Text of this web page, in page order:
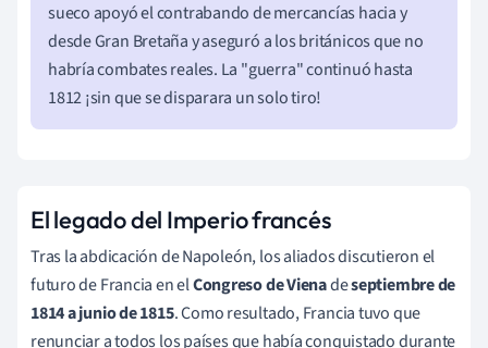
sueco apoyó el contrabando de mercancías hacia y
desde Gran Bretaña y aseguró a los británicos que no
habría combates reales. La "guerra" continuó hasta
1812 ¡sin que se disparara un solo tiro!
El legado del Imperio francés
Tras la abdicación de Napoleón, los aliados discutieron el
futuro de Francia en elCongreso de Vienadeseptiembre de
1814 a junio de 1815. Como resultado, Francia tuvo que
renunciar a todos los países que había conquistado durante